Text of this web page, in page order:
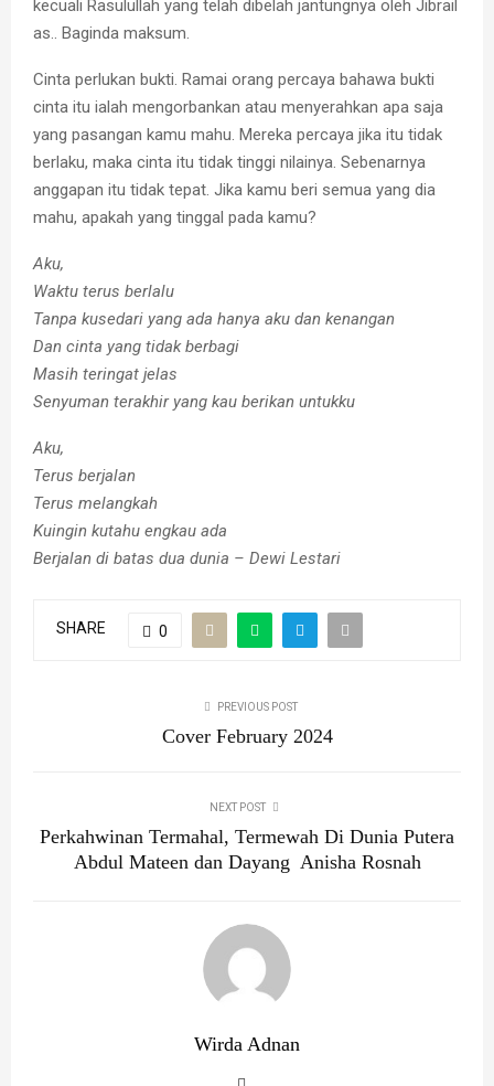
kecuali Rasulullah yang telah dibelah jantungnya oleh Jibrail
as.. Baginda maksum.
Cinta perlukan bukti. Ramai orang percaya bahawa bukti
cinta itu ialah mengorbankan atau menyerahkan apa saja
yang pasangan kamu mahu. Mereka percaya jika itu tidak
berlaku, maka cinta itu tidak tinggi nilainya. Sebenarnya
anggapan itu tidak tepat. Jika kamu beri semua yang dia
mahu, apakah yang tinggal pada kamu?
Aku,
Waktu terus berlalu
Tanpa kusedari yang ada hanya aku dan kenangan
Dan cinta yang tidak berbagi
Masih teringat jelas
Senyuman terakhir yang kau berikan untukku
Aku,
Terus berjalan
Terus melangkah
Kuingin kutahu engkau ada
Berjalan di batas dua dunia – Dewi Lestari
SHARE 0
PREVIOUS POST
Cover February 2024
NEXT POST
Perkahwinan Termahal, Termewah Di Dunia Putera
Abdul Mateen dan Dayang Anisha Rosnah
Wirda Adnan